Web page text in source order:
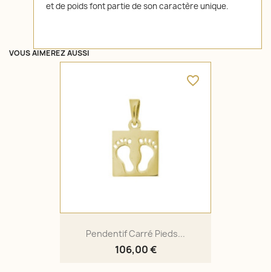
et de poids font partie de son caractère unique.
VOUS AIMEREZ AUSSI
Pendentif Carré Pieds...
106,00 €
favorite_border